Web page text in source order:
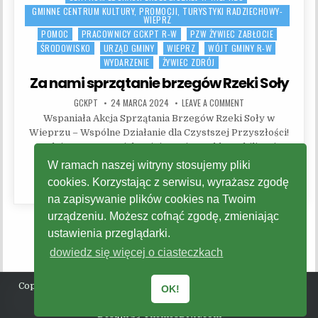
GMINNE CENTRUM KULTURY, PROMOCJI, TURYSTYKI RADZIECHOWY-
WIEPRZ
POMOC
PRACOWNICY GCKPT R-W
PZW ŻYWIEC ZABŁOCIE
ŚRODOWISKO
URZĄD GMINY WIEPRZ
WÓJT GMINY R-W
WYDARZENIE
ŻYWIEC ZDRÓJ
Za nami sprzątanie brzegów Rzeki Soły
AUTHOR:
GCKPT PUBLISHED DATE:
24 MARCA 2024 LEAVE A COMMENT
Wspaniała Akcja Sprzątania Brzegów Rzeki Soły w
Wieprzu – Wspólne Działanie dla Czystszej Przyszłości!
W dniu 23 marca miała miejsce niezwykła mobilizacja
społeczna w Gminie…
CZYTAJ DALEJ...ZA NAMI SPRZĄTANIE BRZEGÓW
Copyright © 2026 Gminne Centrum Kultury, Promocji, Turystyki
Radziechowy - Wieprz
Design by ThemesDNA.com
W ramach naszej witryny stosujemy pliki
cookies. Korzystając z serwisu, wyrażasz zgodę
na zapisywanie plików cookies na Twoim
urządzeniu. Możesz cofnąć zgodę, zmieniając
ustawienia przeglądarki.
dowiedz się więcej o ciasteczkach
OK!